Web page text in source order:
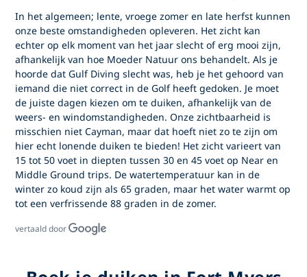
In het algemeen; lente, vroege zomer en late herfst kunnen
onze beste omstandigheden opleveren. Het zicht kan
echter op elk moment van het jaar slecht of erg mooi zijn,
afhankelijk van hoe Moeder Natuur ons behandelt. Als je
hoorde dat Gulf Diving slecht was, heb je het gehoord van
iemand die niet correct in de Golf heeft gedoken. Je moet
de juiste dagen kiezen om te duiken, afhankelijk van de
weers- en windomstandigheden. Onze zichtbaarheid is
misschien niet Cayman, maar dat hoeft niet zo te zijn om
hier echt lonende duiken te bieden! Het zicht varieert van
15 tot 50 voet in diepten tussen 30 en 45 voet op Near en
Middle Ground trips. De watertemperatuur kan in de
winter zo koud zijn als 65 graden, maar het water warmt op
tot een verfrissende 88 graden in de zomer.
vertaald door